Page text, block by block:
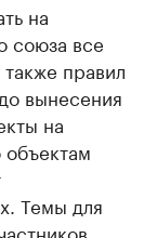
на
союза все
правил
вынесения
на
объектам
Темы для